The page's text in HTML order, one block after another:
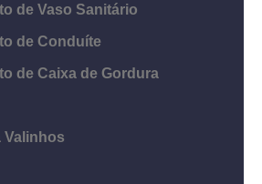
de Vaso Sanitário
de Conduíte
de Caixa de Gordura
Valinhos